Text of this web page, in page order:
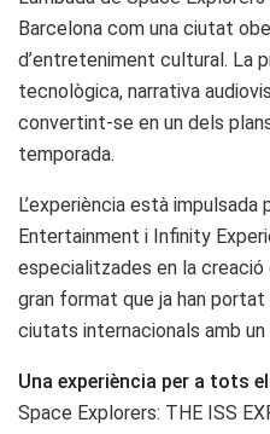
Barcelona com una ciutat
d’entreteniment cultural. La
tecnològica, narrativa
convertint-se en un dels
temporada.
L’experiència està
Entertainment i Infinity
especialitzades en la creació
gran format que ja han
ciutats internacionals amb
Una experiència per a tots
Space Explorers: THE ISS